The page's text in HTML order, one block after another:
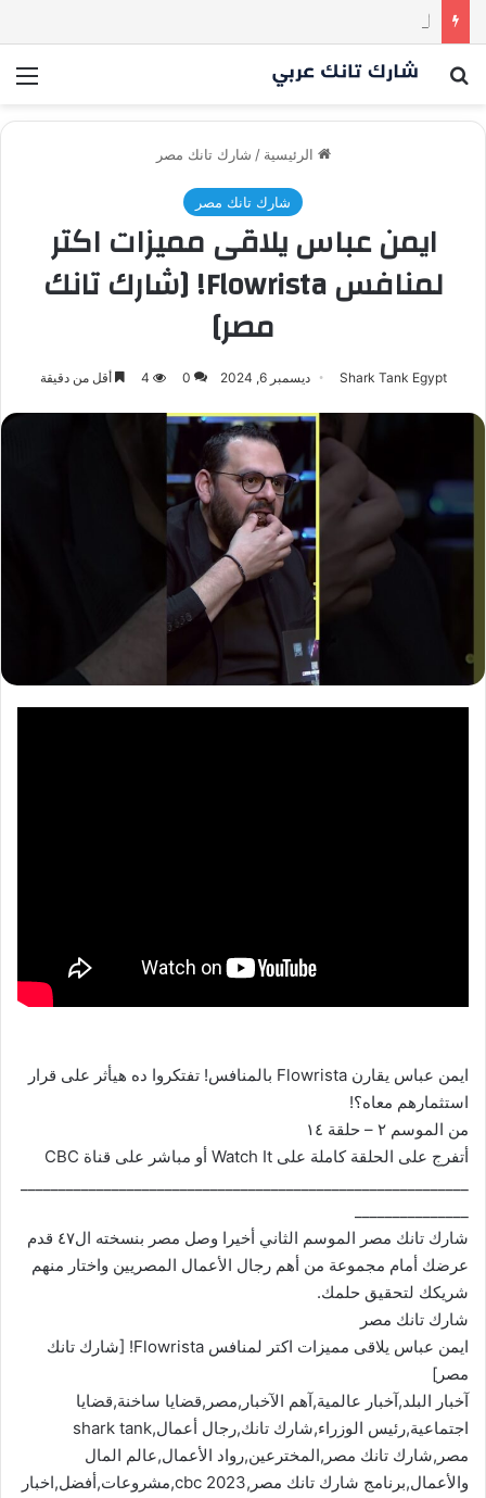
بحث عن
الرئيسية / شارك تانك مصر
شارك تانك مصر
ايمن عباس يلاقى مميزات اكتر
لمنافس Flowrista! [شارك تانك
مصر]
Shark Tank Egypt ديسمبر 6, 2024 0
4 أقل من دقيقة
ايمن عباس يقارن Flowrista بالمنافس! تفتكروا ده هيأثر على قرار
استثمارهم معاه؟!
من الموسم ٢ – حلقة ١٤
أتفرج على الحلقة كاملة على Watch It أو مباشر على قناة CBC
شارك تانك مصر الموسم الثاني أخيرا وصل مصر بنسخته ال٤٧ قدم
عرضك أمام مجموعة من أهم رجال الأعمال المصريين واختار منهم
شريكك لتحقيق حلمك.
شارك تانك مصر
ايمن عباس يلاقى مميزات اكتر لمنافس Flowrista! [شارك تانك
مصر]
آخبار البلد,آخبار عالمية,آهم الآخبار,مصر,قضايا ساخنة,قضايا
اجتماعية,رئيس الوزراء,شارك تانك,رجال أعمال,shark tank
مصر,شارك تانك مصر,المخترعين,رواد الأعمال,عالم المال
والأعمال,برنامج شارك تانك مصر,cbc 2023,مشروعات,أفضل,اخبار